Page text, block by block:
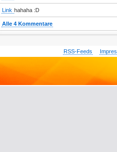
Link hahaha :D
Alle 4 Kommentare
RSS-Feeds